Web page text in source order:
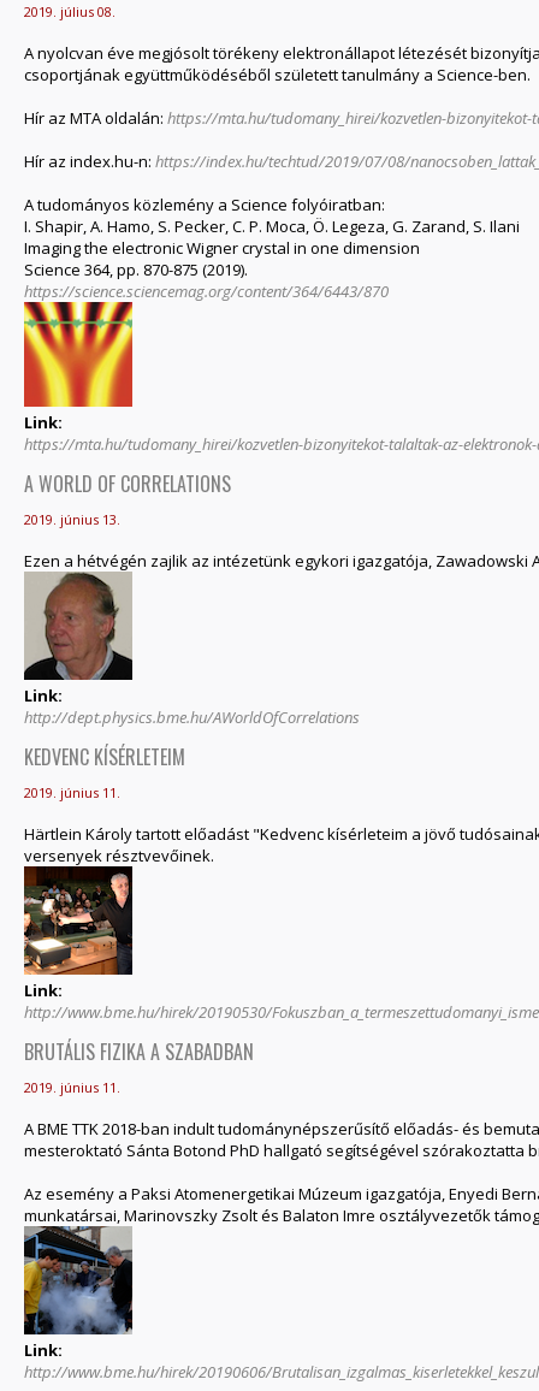
2019. július 08.
A nyolcvan éve megjósolt törékeny elektronállapot létezését
csoportjának együttműködéséből született tanulmány a Science-ben.
Hír az MTA oldalán: https://mta.hu/tudomany_hirei/kozvetlen-bizonyitekot-
Hír az index.hu-n: https://index.hu/techtud/2019/07/08/
A tudományos közlemény a Science folyóiratban:
I. Shapir, A. Hamo, S. Pecker, C. P. Moca, Ö. Legeza, G. Zarand, S. Ilani
Imaging the electronic Wigner crystal in one dimension
Science 364, pp. 870-875 (2019).
https://science.sciencemag.org/content/364/6443/870
Link:
https://mta.hu/tudomany_hirei/kozvetlen-bizonyitekot-talaltak-az-
A WORLD OF CORRELATIONS
2019. június 13.
Ezen a hétvégén zajlik az intézetünk egykori igazgatója,
Link:
http://dept.physics.bme.hu/AWorldOfCorrelations
KEDVENC KÍSÉRLETEIM
2019. június 11.
Härtlein Károly tartott előadást "Kedvenc kísérleteim a jövő
versenyek résztvevőinek.
Link:
http://www.bme.hu/hirek/20190530/
BRUTÁLIS FIZIKA A SZABADBAN
2019. június 11.
A BME TTK 2018-ban indult tudománynépszerűsítő előadás- és
mesteroktató Sánta Botond PhD hallgató segítségével
Az esemény a Paksi Atomenergetikai Múzeum igazgatója, Enyedi
munkatársai, Marinovszky Zsolt és Balaton Imre osztályvezetők
Link:
http://www.bme.hu/hirek/20190606/